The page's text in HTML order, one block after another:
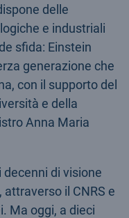
delle
e industriali
sfida: Einstein
generazione che
con il supporto del
e della
Anna Maria
decenni di visione
attraverso il CNRS e
Ma oggi, a dieci